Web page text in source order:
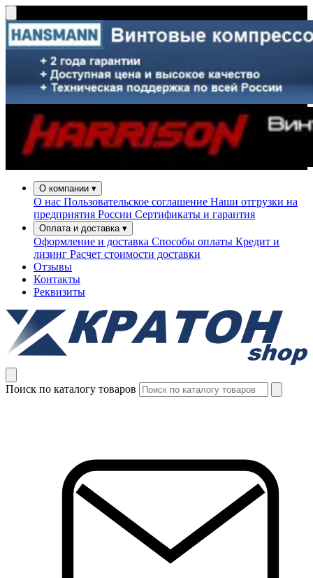
О компании ▾
О нас Пользовательское соглашение Наши отгрузки на
предприятия России Сертификаты и гарантия
Оплата и доставка ▾
Оформление и доставка Способы оплаты Кредит и
лизинг Расчет стоимости доставки
Отзывы
Контакты
Реквизиты
Поиск по каталогу товаров